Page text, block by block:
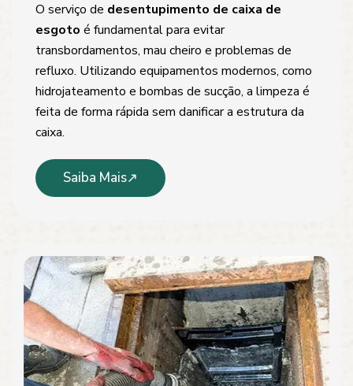
O serviço de desentupimento de caixa de
esgoto é fundamental para evitar
transbordamentos, mau cheiro e problemas de
refluxo. Utilizando equipamentos modernos, como
hidrojateamento e bombas de sucção, a limpeza é
feita de forma rápida sem danificar a estrutura da
caixa.
Saiba Mais